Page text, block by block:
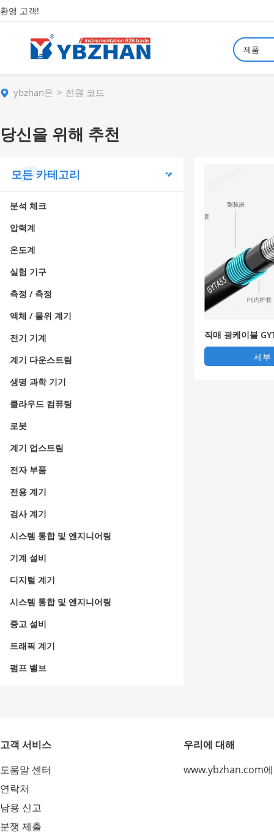
환영 고객!
제품
ybzhan은 전원 코드
당신을 위해 추천
모든 카테고리
분석 체크
압력계
온도계
실험 기구
측정 / 측정
액체 / 물위 계기
전기 기계
계기 다운스트림
생명 과학 기기
클라우드 컴퓨팅
로봇
계기 업스트림
전자 부품
전용 계기
검사 계기
시스템 통합 및 엔지니어링
기계 설비
디지털 계기
시스템 통합 및 엔지니어링
중고 설비
트래픽 계기
펌프 밸브
직매 광케이블
모델 갑옷 광케이
세부
고객 서비스
도움말 센터
연락처
남용 신고
분쟁 제출
우리에 대해
www.ybzhan.com